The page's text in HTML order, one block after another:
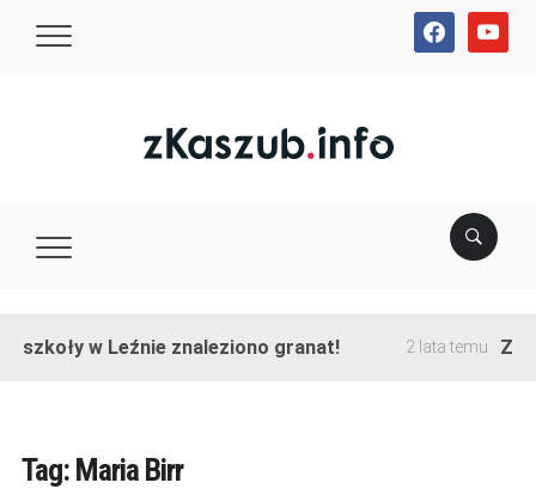
facebookyoutube
szkoły w Leźnie znaleziono granat! 2 lata temu
Tag: Maria Birr